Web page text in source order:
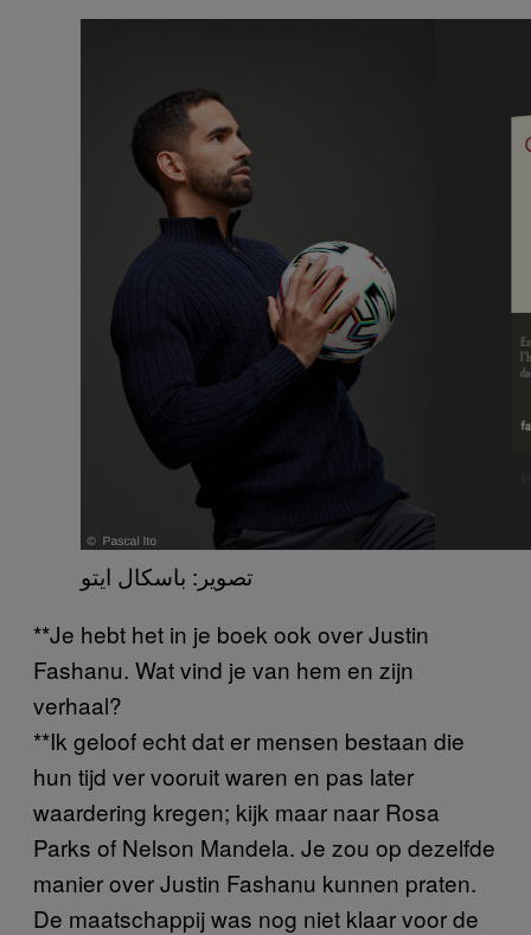
تصوير: باسكال ايتو
**Je hebt het in je boek ook over Justin
Fashanu. Wat vind je van hem en zijn
verhaal?
**Ik geloof echt dat er mensen bestaan die
hun tijd ver vooruit waren en pas later
waardering kregen; kijk maar naar Rosa
Parks of Nelson Mandela. Je zou op dezelfde
manier over Justin Fashanu kunnen praten.
De maatschappij was nog niet klaar voor de